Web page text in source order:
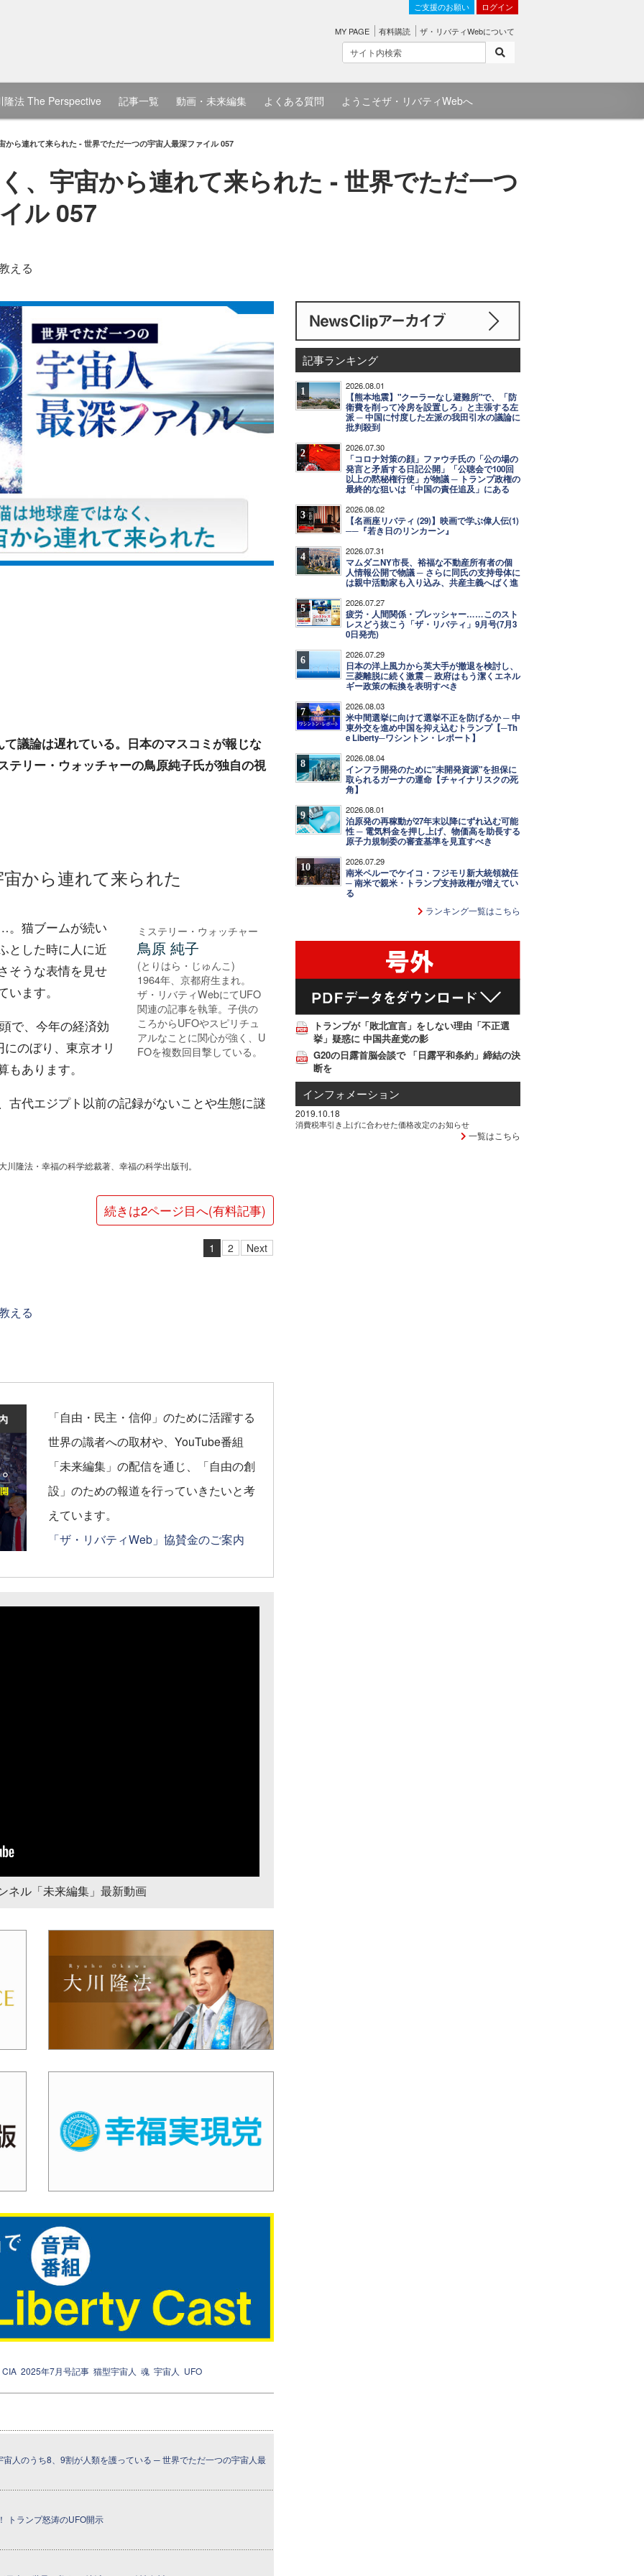
ご支援のお願い ログイン
MY PAGE 有料購読 ザ・リバティWebについて
隆法 The Perspective 記事一覧 動画・未来編集 よくある質問 ようこそザ・リバティWebへ
から連れて来られた - 世界でただ一つの宇宙人最深ファイル 057
、宇宙から連れて来られた - 世界でただ一つ
ル 057
える
議論は遅れている。日本のマスコミが報じな
テリー・ウォッチャーの鳥原純子氏が独自の視
から連れて来られた
ミステリー・ウォッチャー
鳥原 純子
(とりはら・じゅんこ)
1964年、京都府生まれ。
ザ・リバティWebにてUFO
関連の記事を執筆。子供の
ころからUFOやスピリチュ
アルなことに関心が強く、U
FOを複数回目撃している。
。猫ブームが続い
とした時に人に近
そうな表情を見せ
ます。
で、今年の経済効
のぼり、東京オリ
あります。
古代エジプト以前の記録がないことや生態に謎
隆法・幸福の科学総裁著、幸福の科学出版刊。
続きは2ページ目へ(有料記事)
1 2 Next
える
「自由・民主・信仰」のために活躍する
世界の識者への取材や、YouTube番組
「未来編集」の配信を通じ、「自由の創
設」のための報道を行っていきたいと考
えています。
「ザ・リバティWeb」協賛金のご案内
ネル「未来編集」最新動画
CIA 2025年7月号記事 猫型宇宙人 魂 宇宙人 UFO
人のうち8、9割が人類を護っている ─ 世界でただ一つの宇宙人最
トランプ怒涛のUFO開示
記事ランキング
1 2026.08.01
【熊本地震】"クーラーなし避難所"で、「防
衛費を削って冷房を設置しろ」と主張する左
派 ─ 中国に忖度した左派の我田引水の議論に
批判殺到
2 2026.07.30
「コロナ対策の顔」ファウチ氏の「公の場の
発言と矛盾する日記公開」「公聴会で100回
以上の黙秘権行使」が物議 ─ トランプ政権の
最終的な狙いは「中国の責任追及」にある
3 2026.08.02
【名画座リバティ (29)】映画で学ぶ偉人伝(1)
──『若き日のリンカーン』
4 2026.07.31
マムダニNY市長、裕福な不動産所有者の個
人情報公開で物議 ─ さらに同氏の支持母体に
は親中活動家も入り込み、共産主義へばく進
5 2026.07.27
疲労・人間関係・プレッシャー……このスト
レスどう抜こう「ザ・リバティ」9月号(7月3
0日発売)
6 2026.07.29
日本の洋上風力から英大手が撤退を検討し、
三菱離脱に続く激震 ─ 政府はもう潔くエネル
ギー政策の転換を表明すべき
7 2026.08.03
米中間選挙に向けて選挙不正を防げるか ─ 中
東外交を進め中国を抑え込むトランプ【─Th
e Liberty─ワシントン・レポート】
8 2026.08.04
インフラ開発のために"未開発資源"を担保に
取られるガーナの運命【チャイナリスクの死
角】
9 2026.08.01
泊原発の再稼動が27年末以降にずれ込む可能
性 ─ 電気料金を押し上げ、物価高を助長する
原子力規制委の審査基準を見直すべき
10 2026.07.29
南米ペルーでケイコ・フジモリ新大統領就任
─ 南米で親米・トランプ支持政権が増えてい
る
ランキング一覧はこちら
トランプが「敗北宣言」をしない理由「不正選
挙」疑惑に 中国共産党の影
G20の日露首脳会談で 「日露平和条約」締結の決
断を
インフォメーション
2019.10.18
消費税率引き上げに合わせた価格改定のお知らせ
一覧はこちら